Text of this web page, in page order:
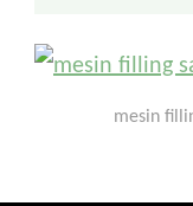
mesin